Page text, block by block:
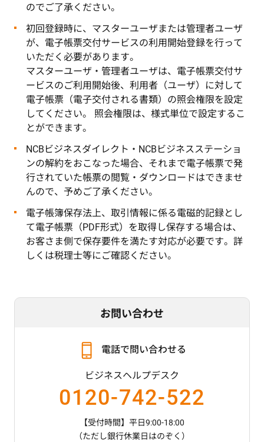
のでご了承ください。
初回登録時に、マスターユーザまたは管理者ユーザ
が、電子帳票交付サービスの利用開始登録を行って
いただく必要があります。
マスターユーザ・管理者ユーザは、電子帳票交付サ
ービスのご利用開始後、利用者（ユーザ）に対して
電子帳票（電子交付される書類）の照会権限を設定
してください。 照会権限は、様式単位で設定するこ
とができます。
NCBビジネスダイレクト・NCBビジネスステーショ
ンの解約をおこなった場合、それまで電子帳票で発
行されていた帳票の閲覧・ダウンロードはできませ
んので、予めご了承ください。
電子帳簿保存法上、取引情報に係る電磁的記録とし
て電子帳票（PDF形式）を取得し保存する場合は、
お客さま側で保存要件を満たす対応が必要です。詳
しくは税理士等にご確認ください。
お問い合わせ
電話で問い合わせる
ビジネスヘルプデスク
0120-742-522
【受付時間】平日9:00-18:00
（ただし銀行休業日はのぞく）